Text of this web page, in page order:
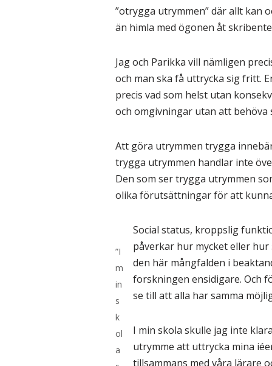
”otrygga utrymmen” där allt kan
än himla med ögonen åt
Jag och Parikka vill nämligen
och man ska få uttrycka sig fritt.
precis vad som helst utan
och omgivningar utan att
Att göra utrymmen trygga
trygga utrymmen handlar inte
Den som ser trygga utrymmen
olika förutsättningar för att
”I
m
in
s
k
ol
a
Social status, kroppslig
påverkar hur mycket eller
den här mångfalden i
forskningen ensidigare. Och
se till att alla har samma
I min skola skulle jag inte
utrymme att uttrycka mina
tillsammans med våra lärare